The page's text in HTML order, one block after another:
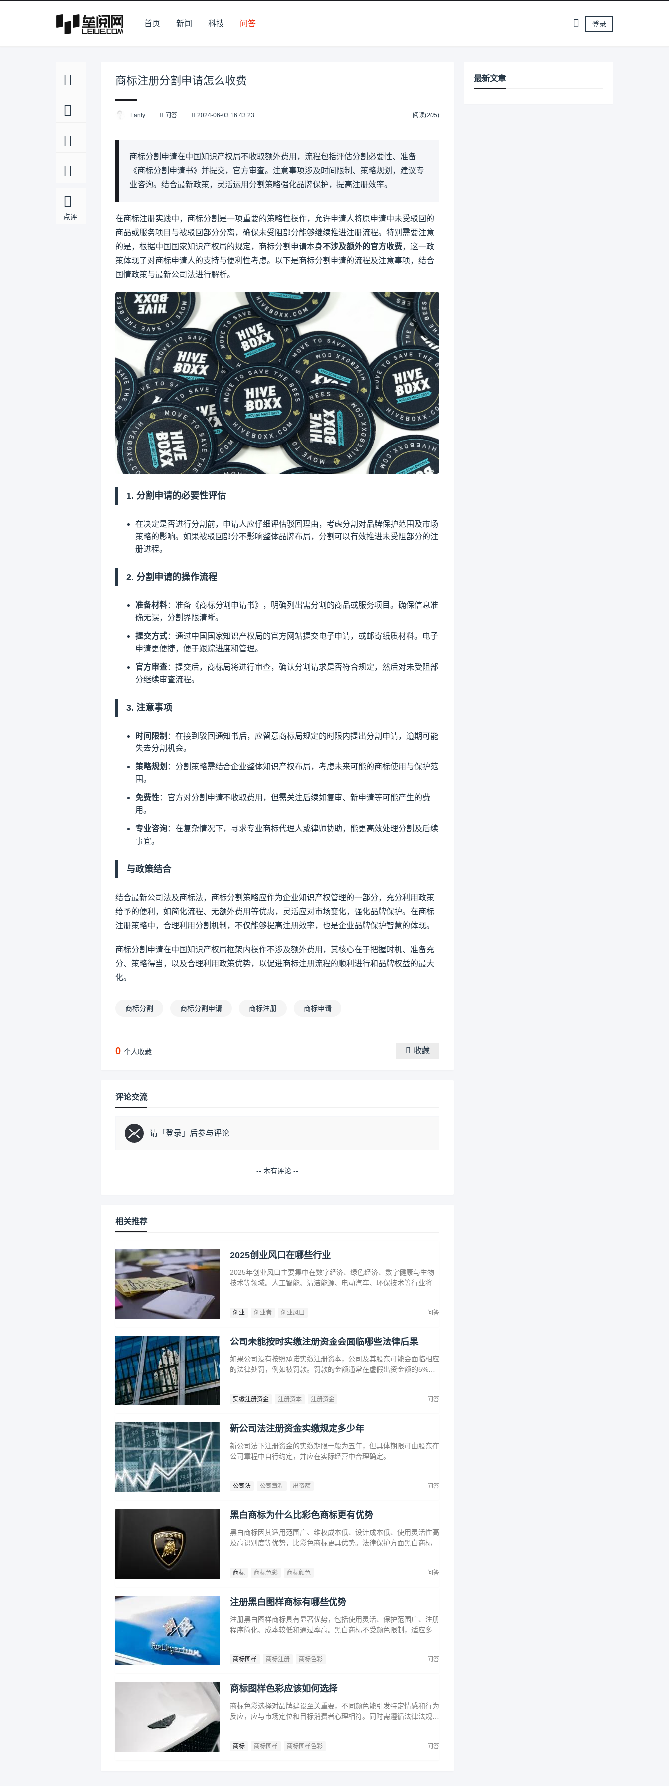
首页 新闻 科技 问答 登录
点评
商标注册分割申请怎么收费
Fanly 问答 2024-06-03 16:43:23 阅读(205)
商标分割申请在中国知识产权局不收取额外费用，流程包括评估分割必要性、准备
《商标分割申请书》并提交，官方审查。注意事项涉及时间限制、策略规划，建议专
业咨询。结合最新政策，灵活运用分割策略强化品牌保护，提高注册效率。
在商标注册实践中， 商标分割 是一项重要的策略性操作，允许申请人将原申请中未受驳回的
商品或服务项目与被驳回部分分离，确保未受阻部分能够继续推进注册流程。特别需要注意
的是，根据中国国家知识产权局的规定， 商标分割申请本身不涉及额外的官方收费，这一政
策体现了对商标申请人的支持与便利性考虑。以下是商标分割申请的流程及注意事项，结合
国情政策与最新公司法进行解析。
1. 分割申请的必要性评估
在决定是否进行分割前，申请人应仔细评估驳回理由，考虑分割对品牌保护范围及市场
策略的影响。如果被驳回部分不影响整体品牌布局，分割可以有效推进未受阻部分的注
册进程。
2. 分割申请的操作流程
准备材料：准备《商标分割申请书》，明确列出需分割的商品或服务项目。确保信息准
确无误，分割界限清晰。
提交方式：通过中国国家知识产权局的官方网站提交电子申请，或邮寄纸质材料。电子
申请更便捷，便于跟踪进度和管理。
官方审查：提交后，商标局将进行审查，确认分割请求是否符合规定，然后对未受阻部
分继续审查流程。
3. 注意事项
时间限制 ：在接到驳回通知书后，应留意商标局规定的时限内提出分割申请，逾期可能
失去分割机会。
策略规划 ：分割策略需结合企业整体知识产权布局，考虑未来可能的商标使用与保护范
围。
免费性：官方对分割申请不收取费用，但需关注后续如复审、新申请等可能产生的费
用。
专业咨询：在复杂情况下，寻求专业商标代理人或律师协助，能更高效处理分割及后续
事宜。
与政策结合
结合最新公司法及商标法，商标分割策略应作为企业知识产权管理的一部分，充分利用政策
给予的便利，如简化流程、无额外费用等优惠，灵活应对市场变化，强化品牌保护。在商标
注册策略中，合理利用分割机制，不仅能够提高注册效率，也是企业品牌保护智慧的体现。
商标分割申请在中国知识产权局框架内操作不涉及额外费用，其核心在于把握时机、准备充
分、策略得当，以及合理利用政策优势，以促进商标注册流程的顺利进行和品牌权益的最大
化。
商标分割 商标分割申请 商标注册 商标申请
0 个人收藏 收藏
评论交流
请「 登录 」后参与评论
-- 木有评论 --
相关推荐
2025创业风口在哪些行业
2025年创业风口主要集中在数字经济、绿色经济、数字健康与生物
技术等领域。人工智能、清洁能源、电动汽车、环保技术等行业将迎
住这些前沿趋势，开拓新兴产业，创造商业价值。
创业 创业者 创业风口 问答
公司未能按时实缴注册资金会面临哪些法律后果
如果公司没有按照承诺实缴注册资本，公司及其股东可能会面临相应
的法律处罚，例如被罚款。罚款的金额通常在虚假出资金额的5%到
实缴注册资金 注册资本 注册资金 问答
新公司法注册资金实缴规定多少年
新公司法下注册资金的实缴期限一般为五年，但具体期限可由股东在
公司章程中自行约定，并应在实际经营中合理确定。
公司法 公司章程 出资额 问答
黑白商标为什么比彩色商标更有优势
黑白商标因其适用范围广、维权成本低、设计成本低、使用灵活性高
及高识别度等优势，比彩色商标更具优势。法律保护方面黑白商标更
商标 商标色彩 商标颜色 问答
注册黑白图样商标有哪些优势
注册黑白图样商标具有显著优势，包括使用灵活、保护范围广、注册
程序简化、成本较低和通过率高。黑白商标不受颜色限制，适应多样
商标图样 商标注册 商标色彩 问答
商标图样色彩应该如何选择
商标色彩选择对品牌建设至关重要，不同颜色能引发特定情感和行为
反应，应与市场定位和目标消费者心理相符。同时需遵循法律法规确
商标 商标图样 商标图样色彩 问答
最新文章